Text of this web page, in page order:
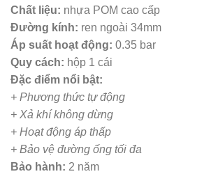
Chất liệu: nhựa POM cao cấp
Đường kính: ren ngoài 34mm
Áp suất hoạt động: 0.35 bar
Quy cách: hộp 1 cái
Đặc điểm nổi bật:
+ Phương thức tự động
+ Xả khí không dừng
+ Hoạt động áp thấp
+ Bảo vệ đường ống tối đa
Bảo hành: 2 năm